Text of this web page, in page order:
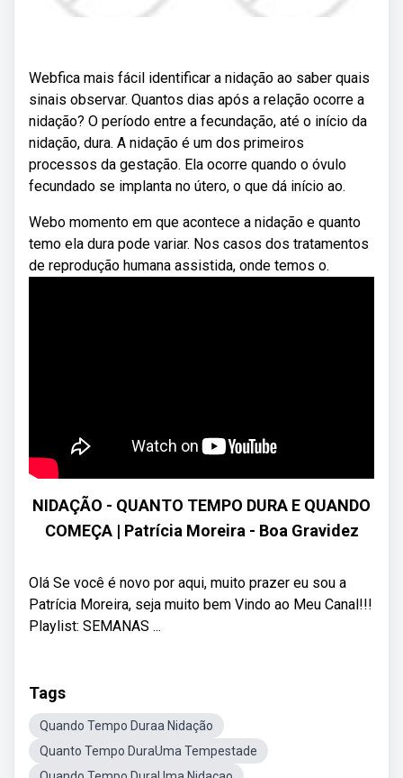
Webfica mais fácil identificar a nidação ao saber quais
sinais observar. Quantos dias após a relação ocorre a
nidação? O período entre a fecundação, até o início da
nidação, dura. A nidação é um dos primeiros
processos da gestação. Ela ocorre quando o óvulo
fecundado se implanta no útero, o que dá início ao.
Webo momento em que acontece a nidação e quanto
temo ela dura pode variar. Nos casos dos tratamentos
de reprodução humana assistida, onde temos o.
NIDAÇÃO - QUANTO TEMPO DURA E QUANDO
COMEÇA | Patrícia Moreira - Boa Gravidez
Olá Se você é novo por aqui, muito prazer eu sou a
Patrícia Moreira, seja muito bem Vindo ao Meu Canal!!!
Playlist: SEMANAS ...
Tags
Quando Tempo Duraa Nidação
Quanto Tempo DuraUma Tempestade